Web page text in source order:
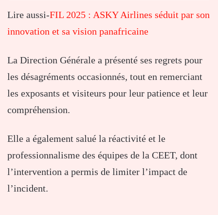
Lire aussi-FIL 2025 : ASKY Airlines séduit par son
innovation et sa vision panafricaine
La Direction Générale a présenté ses regrets pour
les désagréments occasionnés, tout en remerciant
les exposants et visiteurs pour leur patience et leur
compréhension.
Elle a également salué la réactivité et le
professionnalisme des équipes de la CEET, dont
l’intervention a permis de limiter l’impact de
l’incident.